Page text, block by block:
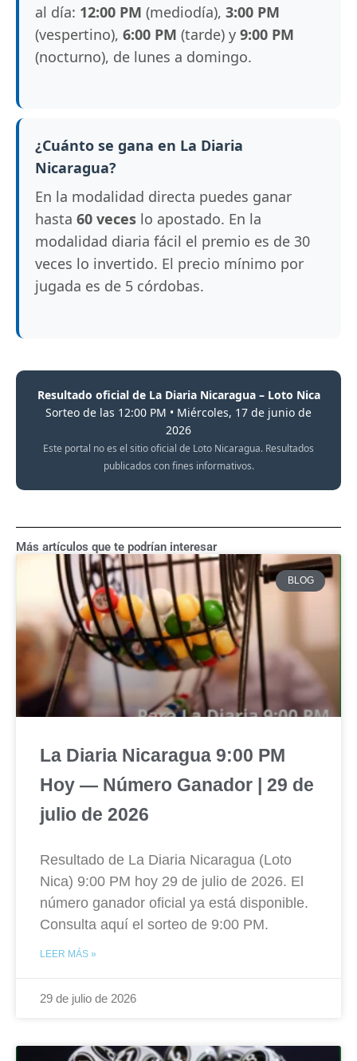
al día: 12:00 PM (mediodía), 3:00 PM
(vespertino), 6:00 PM (tarde) y 9:00 PM
(nocturno), de lunes a domingo.
¿Cuánto se gana en La Diaria
Nicaragua?
En la modalidad directa puedes ganar
hasta 60 veces lo apostado. En la
modalidad diaria fácil el premio es de 30
veces lo invertido. El precio mínimo por
jugada es de 5 córdobas.
Resultado oficial de La Diaria Nicaragua – Loto Nica
Sorteo de las 12:00 PM • Miércoles, 17 de junio de
2026
Este portal no es el sitio oficial de Loto Nicaragua. Resultados
publicados con fines informativos.
Más artículos que te podrían interesar
BLOG
La Diaria Nicaragua 9:00 PM
Hoy — Número Ganador | 29 de
julio de 2026
Resultado de La Diaria Nicaragua (Loto
Nica) 9:00 PM hoy 29 de julio de 2026. El
número ganador oficial ya está disponible.
Consulta aquí el sorteo de 9:00 PM.
LEER MÁS »
29 de julio de 2026